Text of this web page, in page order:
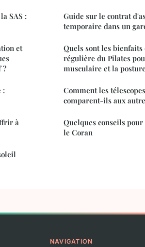
SAS :
et
?
:
à
Guide sur le contrat
temporaire dans un
Quels sont les
régulière du Pilates
musculaire et la
Comment les
comparent-ils aux
Quelques conseils
le Coran
NAVIGATION